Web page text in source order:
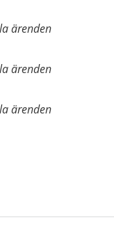
ärenden
ärenden
ärenden